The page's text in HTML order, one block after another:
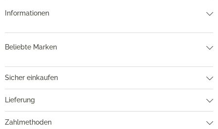
Informationen
Beliebte Marken
Sicher einkaufen
Lieferung
Zahlmethoden